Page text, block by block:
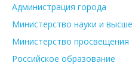
Администрация города
Министерство науки и
Министерство просвещения
Российское образование